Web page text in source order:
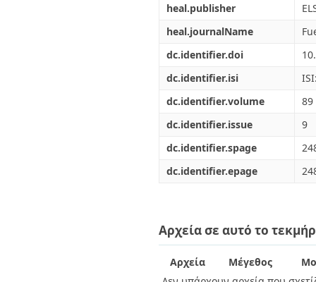
heal.publisher
heal.journalName
dc.identifier.doi
dc.identifier.isi
dc.identifier.volume
89
dc.identifier.issue
9
dc.identifier.spage
dc.identifier.epage
Αρχεία σε αυτό το
Αρχεία Μέγεθος